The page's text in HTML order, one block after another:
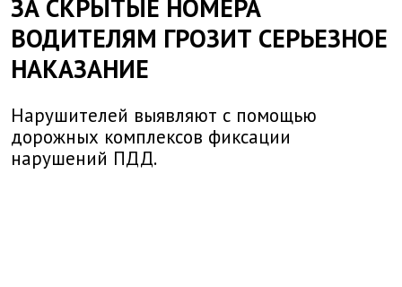
ЗА СКРЫТЫЕ НОМЕРА
ВОДИТЕЛЯМ ГРОЗИТ СЕРЬЕЗНОЕ
НАКАЗАНИЕ
Нарушителей выявляют с помощью
дорожных комплексов фиксации
нарушений ПДД.